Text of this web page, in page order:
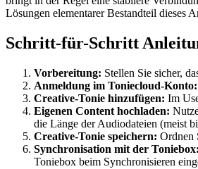
Lösungen elementarer Bestandteil dieses
Schritt-für-Schritt
Vorbereitung: Stellen Sie sicher,
Anmeldung im Toniecloud-Konto:
Creative-Tonie hinzufügen: Im
Eigenen Content hochladen:
die Länge der Audiodateien (meist
Creative-Tonie speichern: Ordnen
Synchronisation mit der Toniebox:
Toniebox beim Synchronisieren